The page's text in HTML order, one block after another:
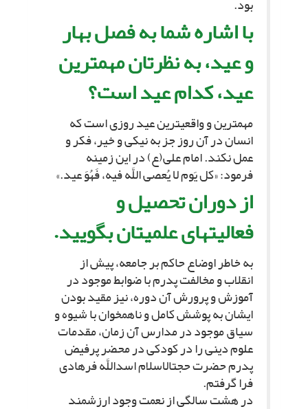
بود.
با اشاره شما به فصل بهار
و عید، به نظرتان مهم‏ترین
عید، کدام عید است؟
مهم‏ترین و واقعى‏ترین عید روزى است که
انسان در آن روز جز به نیکى و خیر، فکر و
عمل نکند. امام على(ع) در این زمینه
فرمود: «کل یَوم لا یُعصى اللَّه فیه، فَهُوَ عید.»
از دوران تحصیل و
فعالیت‏هاى علمى‏تان بگویید.
به خاطر اوضاع حاکم بر جامعه، پیش از
انقلاب و مخالفت پدرم با ضوابط موجود در
آموزش و پرورش آن دوره، نیز مقید بودن
ایشان به پوشش کامل و ناهمخوان با شیوه و
سیاق موجود در مدارس آن زمان، مقدمات
علوم دینى را در کودکى در محضر پرفیض
پدرم حضرت حجت‏الاسلام اسداللَّه فرهادى
فرا گرفتم.
در هشت سالگى از نعمت وجود ارزشمند